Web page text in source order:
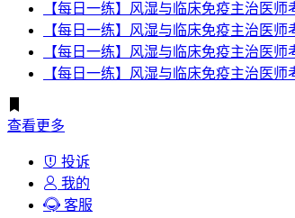
【每日一练】风湿与临床免疫主治医师
【每日一练】风湿与临床免疫主治医师
【每日一练】风湿与临床免疫主治医师
【每日一练】风湿与临床免疫主治医师
查看更多
投诉
我的
客服